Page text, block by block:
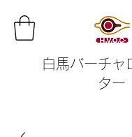
白馬バーチャ
ター